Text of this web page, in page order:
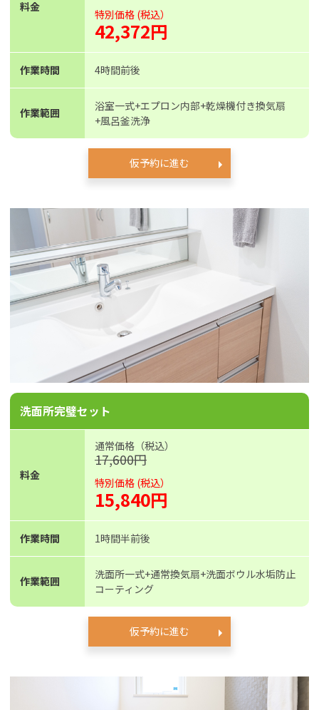
料金
特別価格 (税込）
42,372円
作業時間 4時間前後
作業範囲
浴室一式+エプロン内部+乾燥機付き換気扇
+風呂釜洗浄
仮予約に進む
洗面所完璧セット
料金
通常価格（税込）
17,600円
特別価格 (税込）
15,840円
作業時間 1時間半前後
作業範囲
洗面所一式+通常換気扇+洗面ボウル水垢防止
コーティング
仮予約に進む